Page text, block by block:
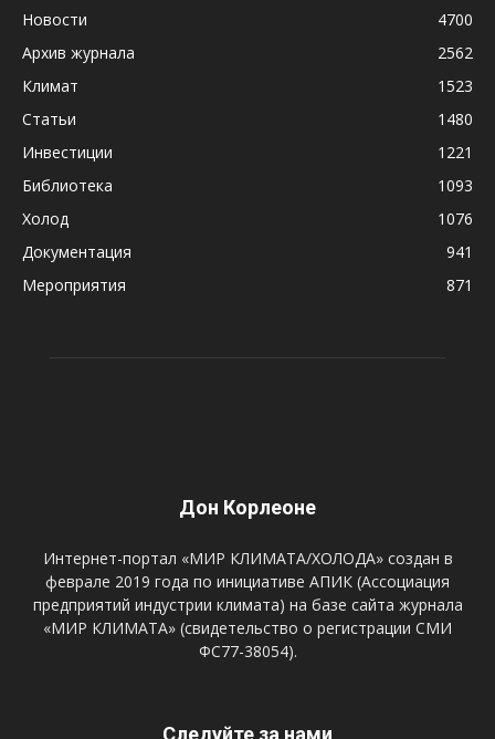
Новости
4700
Архив журнала
2562
Климат
1523
Статьи
1480
Инвестиции
1221
Библиотека
1093
Холод
1076
Документация
941
Мероприятия
871
Дон Корлеоне
Интернет-портал «МИР КЛИМАТА/ХОЛОДА» создан в
феврале 2019 года по инициативе АПИК (Ассоциация
предприятий индустрии климата) на базе сайта журнала
«МИР КЛИМАТА» (свидетельство о регистрации СМИ
ФС77-38054).
Следуйте за нами